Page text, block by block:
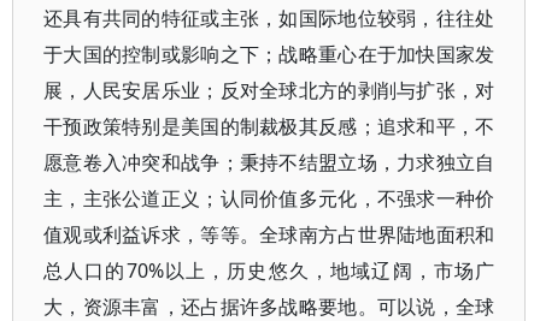
还具有共同的特征或主张，如国际地位较弱，往往处
于大国的控制或影响之下；战略重心在于加快国家发
展，人民安居乐业；反对全球北方的剥削与扩张，对
干预政策特别是美国的制裁极其反感；追求和平，不
愿意卷入冲突和战争；秉持不结盟立场，力求独立自
主，主张公道正义；认同价值多元化，不强求一种价
值观或利益诉求，等等。全球南方占世界陆地面积和
总人口的70%以上，历史悠久，地域辽阔，市场广
大，资源丰富，还占据许多战略要地。可以说，全球